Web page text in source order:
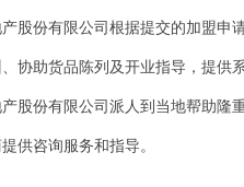
股份有限公司根据提交的加盟申
协助货品陈列及开业指导，提供
股份有限公司派人到当地帮助隆重
供咨询服务和指导。